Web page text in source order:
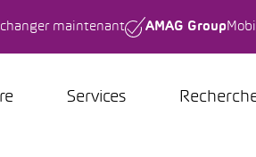
changer maintenant AMAG Group
Services